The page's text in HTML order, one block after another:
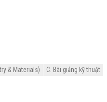
& Materials) C. Bài giảng kỹ thuật